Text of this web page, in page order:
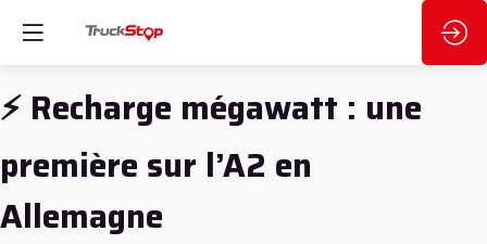
⚡ Recharge mégawatt : une
première sur l’A2 en
Allemagne